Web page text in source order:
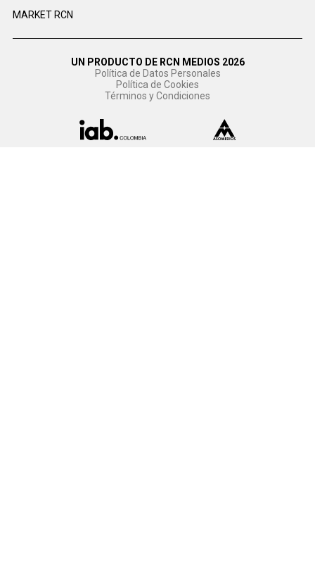
MARKET RCN
UN PRODUCTO DE RCN MEDIOS 2026
Política de Datos Personales
Política de Cookies
Términos y Condiciones